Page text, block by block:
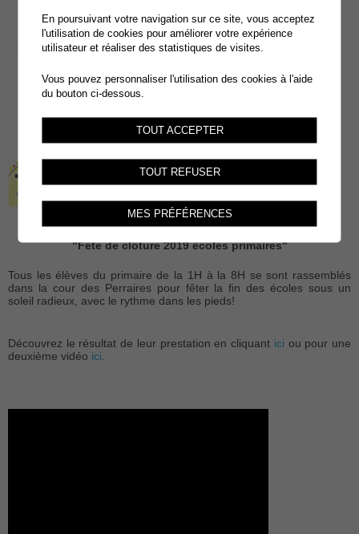
"Fête de clôture 2019 écoles primaires"
Tous les élèves du primaire de la 1H à la 8H se sont rassemblés
dans la cour des Perraires pour fêter la fin des écoles sous un
soleil radieux, avec le rythme dans les pieds!
Découvrez le résultat de leur prestation en cliquant ici ou pour une
deuxième vidéo ici
En poursuivant votre navigation sur ce site, vous acceptez
l'utilisation de cookies pour améliorer votre expérience
utilisateur et réaliser des statistiques de visites.
Vous pouvez personnaliser l'utilisation des cookies à l'aide
du bouton ci-dessous.
TOUT ACCEPTER
TOUT REFUSER
MES PRÉFÉRENCES